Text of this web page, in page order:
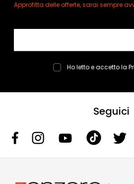
Approfitta delle offerte, sarai sempre
Ho letto e accetto la
Seguici